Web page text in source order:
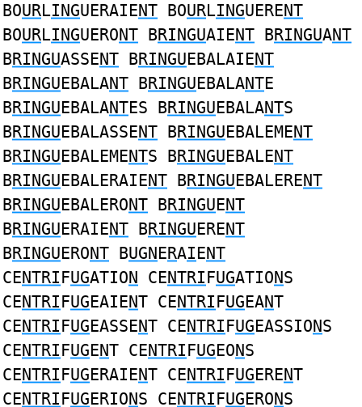
BOURLINGUERAIENT BOURLINGUERENT
BOURLINGUERONT BRINGUAIENT BRINGUANT
BRINGUASSENT BRINGUEBALAIENT
BRINGUEBALANT BRINGUEBALANTE
BRINGUEBALANTES BRINGUEBALANTS
BRINGUEBALASSENT BRINGUEBALEMENT
BRINGUEBALEMENTS BRINGUEBALENT
BRINGUEBALERAIENT BRINGUEBALERENT
BRINGUEBALERONT BRINGUENT
BRINGUERAIENT BRINGUERENT
BRINGUERONT BUGNERAIENT
CENTRIFUGATION CENTRIFUGATIONS
CENTRIFUGEAIENT CENTRIFUGEANT
CENTRIFUGEASSENT CENTRIFUGEASSIONS
CENTRIFUGENT CENTRIFUGEONS
CENTRIFUGERAIENT CENTRIFUGERENT
CENTRIFUGERIONS CENTRIFUGERONS